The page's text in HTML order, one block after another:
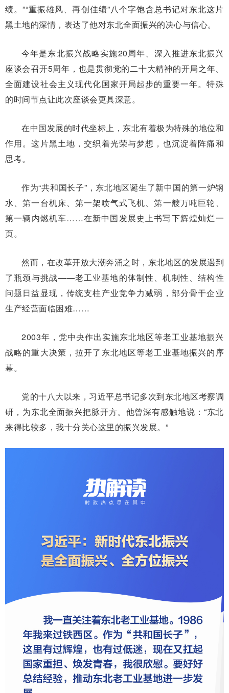
绩。”“重振雄风、再创佳绩”八个字饱含总书记对东北这片
黑土地的深情，表达了他对东北全面振兴的决心与信心。
今年是东北振兴战略实施20周年、深入推进东北振兴
座谈会召开5周年，也是贯彻党的二十大精神的开局之年、
全面建设社会主义现代化国家开局起步的重要一年。特殊
的时间节点让此次座谈会更具深意。
在中国发展的时代坐标上，东北有着极为特殊的地位和
作用。这片黑土地，交织着光荣与梦想，也沉淀着阵痛和
思考。
作为“共和国长子”，东北地区诞生了新中国的第一炉钢
水、第一台机床、第一架喷气式飞机、第一艘万吨巨轮、
第一辆内燃机车……在新中国发展史上书写下辉煌灿烂一
页。
然而，在改革开放大潮奔涌之时，东北地区的发展遇到
了瓶颈与挑战——老工业基地的体制性、机制性、结构性
问题日益显现，传统支柱产业竞争力减弱，部分骨干企业
生产经营面临困难……
2003年，党中央作出实施东北地区等老工业基地振兴
战略的重大决策，拉开了东北地区等老工业基地振兴的序
幕。
党的十八大以来，习近平总书记多次到东北地区考察调
研，为东北全面振兴把脉开方。他曾深有感触地说：“东北
来得比较多，我十分关心这里的振兴发展。”